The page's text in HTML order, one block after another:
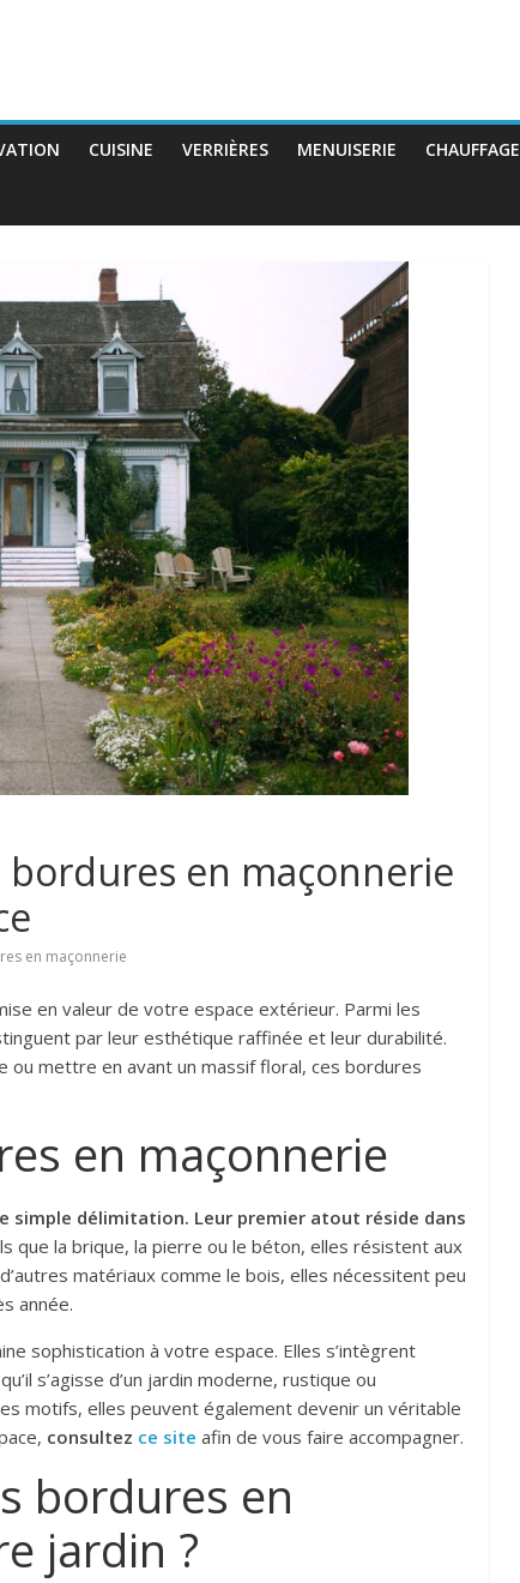
CUISINE VERRIÈRES MENUISERIE CHAUFFAGE
en maçonnerie
en maçonnerie
en valeur de votre espace extérieur. Parmi les
par leur esthétique raffinée et leur durabilité.
ou mettre en avant un massif floral, ces bordures
en maçonnerie
simple délimitation. Leur premier atout réside dans
que la brique, la pierre ou le béton, elles résistent aux
matériaux comme le bois, elles nécessitent peu
année.
sophistication à votre espace. Elles s’intègrent
s’agisse d’un jardin moderne, rustique ou
motifs, elles peuvent également devenir un véritable
consultez ce site afin de vous faire accompagner.
bordures en
jardin ?